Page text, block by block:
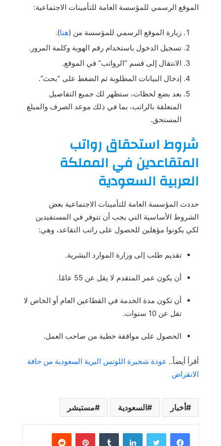
الموقع الرسمي للمؤسسة العامة للتأمينات الاجتماعية:
زيارة الموقع الرسمي للمؤسسة من (هنا).
تسجيل الدخول باستخدام رقم الهوية وكلمة المرور.
الانتقال إلى قسم “الرواتب” في الموقع.
إدخال البيانات المطلوبة ثم الضغط على “بحث”.
بعد بضع لحظات، ستظهر لك جميع التفاصيل
المتعلقة بالراتب، بما في ذلك موعد الصرف والمبلغ
المستحق​​.
شروط استحقاق رواتب
المتقاعدين في المملكة
العربية السعودية
حددت المؤسسة العامة للتأمينات الاجتماعية بعض
الشروط الأساسية التي يجب أن تتوفر في المستفيدين
لكي يكونوا مؤهلين للحصول على راتب التقاعد، وهي:
تقديم طلب إلى وزارة الموارد البشرية.
أن يكون عمر المتقدم لا يقل عن 55 عامًا.
أن تكون مدة الخدمة في القطاعين العام أو الخاص لا
تقل عن 10 سنوات.
الحصول على موافقة خطية من صاحب العمل​​​​.
أقرأ أيضاً.. عودة شجيرة اللوتس البرية السعودية من حافة
الانقراض
أخبار السعودية مستبشر
لينكدإن بينتيريست